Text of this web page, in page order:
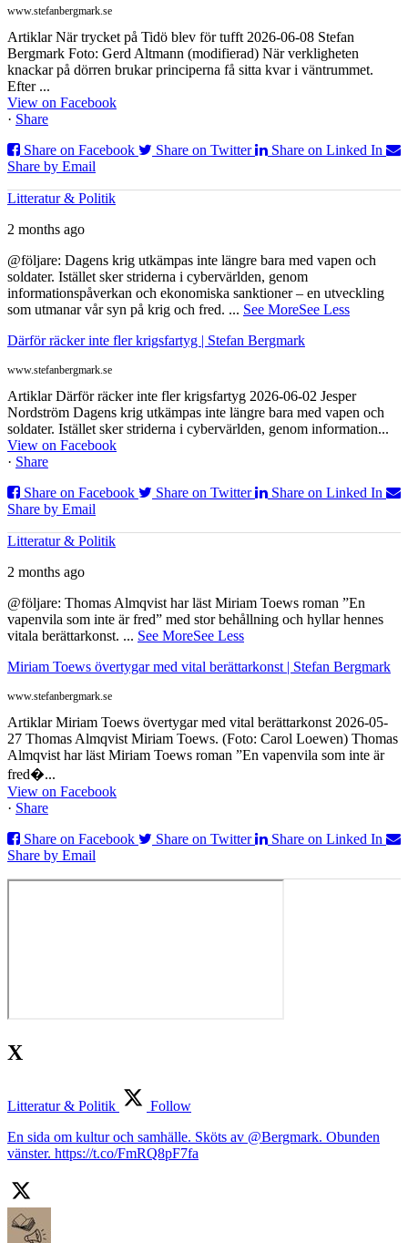
www.stefanbergmark.se
Artiklar När trycket på Tidö blev för tufft 2026-06-08 Stefan
Bergmark Foto: Gerd Altmann (modifierad) När verkligheten
knackar på dörren brukar principerna få sitta kvar i väntrummet.
Efter ...
View on Facebook
· Share
Share on Facebook
Share on Twitter
Share on Linked In
Share by Email
Litteratur & Politik
2 months ago
@följare: Dagens krig utkämpas inte längre bara med vapen och
soldater. Istället sker striderna i cybervärlden, genom
informationspåverkan och ekonomiska sanktioner – en utveckling
som utmanar vår syn på krig och fred. ... See MoreSee Less
Därför räcker inte fler krigsfartyg | Stefan Bergmark
www.stefanbergmark.se
Artiklar Därför räcker inte fler krigsfartyg 2026-06-02 Jesper
Nordström Dagens krig utkämpas inte längre bara med vapen och
soldater. Istället sker striderna i cybervärlden, genom information...
View on Facebook
· Share
Share on Facebook
Share on Twitter
Share on Linked In
Share by Email
Litteratur & Politik
2 months ago
@följare: Thomas Almqvist har läst Miriam Toews roman ”En
vapenvila som inte är fred” med stor behållning och hyllar hennes
vitala berättarkonst. ... See MoreSee Less
Miriam Toews övertygar med vital berättarkonst | Stefan Bergmark
www.stefanbergmark.se
Artiklar Miriam Toews övertygar med vital berättarkonst 2026-05-
27 Thomas Almqvist Miriam Toews. (Foto: Carol Loewen) Thomas
Almqvist har läst Miriam Toews roman ”En vapenvila som inte är
fred�...
View on Facebook
· Share
Share on Facebook
Share on Twitter
Share on Linked In
Share by Email
X
Litteratur & Politik
Follow
En sida om kultur och samhälle. Sköts av @Bergmark. Obunden
vänster. https://t.co/FmRQ8pF7fa